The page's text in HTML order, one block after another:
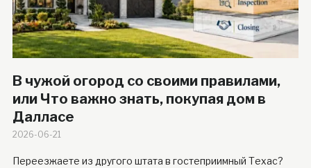
В чужой огород со своими правилами,
или Что важно знать, покупая дом в
Далласе
2026-06-21
Переезжаете из другого штата в гостеприимный Техас?